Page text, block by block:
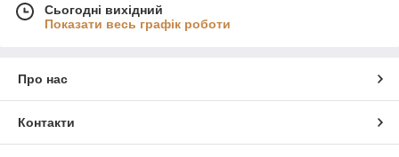
Сьогодні вихідний
Показати весь графік роботи
Про нас
Контакти